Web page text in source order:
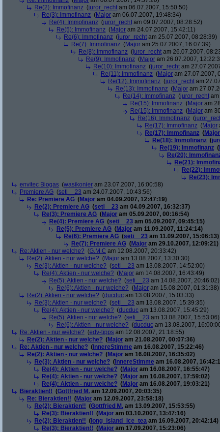
Re(2): Immofinanz (juror_recht am 06.07.2007, 15:50:50)
Re(3): Immofinanz (Major am 06.07.2007, 19:48:34)
Re(4): Immofinanz (juror_recht am 09.07.2007, 08:28:52)
Re(5): Immofinanz (Major am 24.07.2007, 15:42:11)
Re(6): Immofinanz (juror_recht am 25.07.2007, 08:28:39)
Re(7): Immofinanz (Major am 25.07.2007, 16:07:39)
Re(8): Immofinanz (juror_recht am 26.07.2007,
Re(9): Immofinanz (Major am 26.07.2007,
Re(10): Immofinanz (juror_recht am
Re(11): Immofinanz (Major am 27.07.2007,
Re(12): Immofinanz (juror_recht am
Re(13): Immofinanz (Major am
Re(14): Immofinanz (juror_recht
Re(15): Immofinanz (Major am
Re(15): Immofinanz (Major am
Re(16): Immofinanz (
Re(17): Immofinanz (Major
Re(17): Immofinanz (Major
Re(18): Immofinanz (
Re(19): Immofinanz (
Re(20):
Re(21):
Re(22):
Re(23):
envitec Biogas (wasikonier am 23.07.2007, 16:00:58)
Premiere AG (seti__23 am 24.07.2007, 10:43:56)
Re: Premiere AG (Major am 04.09.2007, 12:47:19)
Re(2): Premiere AG (seti__23 am 04.09.2007, 16:32:37)
Re(3): Premiere AG (Major am 05.09.2007, 00:16:54)
Re(4): Premiere AG (seti__23 am 05.09.2007, 09:45:15)
Re(5): Premiere AG (Major am 11.09.2007, 11:24:14)
Re(6): Premiere AG (seti__23 am 11.09.2007, 15:06:13)
Re(7): Premiere AG (Major am 29.10.2007, 12:09:21)
Re: Aktien - nur welche? (G.M.C am 12.08.2007, 20:33:42)
Re(2): Aktien - nur welche? (Major am 13.08.2007, 13:30:30)
Re(3): Aktien - nur welche? (seti__23 am 13.08.2007, 14:52:00)
Re(4): Aktien - nur welche? (Major am 14.08.2007, 16:43:49)
Re(5): Aktien - nur welche? (seti__23 am 14.08.2007, 20:46:02)
Re(6): Aktien - nur welche? (Major am 15.08.2007, 01:31:38)
Re(2): Aktien - nur welche? (ducduc am 13.08.2007, 15:03:33)
Re(3): Aktien - nur welche? (seti__23 am 13.08.2007, 15:39:35)
Re(4): Aktien - nur welche? (ducduc am 13.08.2007, 15:45:29)
Re(5): Aktien - nur welche? (seti__23 am 13.08.2007, 15:53:06)
Re(6): Aktien - nur welche? (ducduc am 13.08.2007,
Re: Aktien - nur welche? (edv-tipps am 12.08.2007, 21:18:55)
Re(2): Aktien - nur welche? (Major am 21.08.2007, 00:07:36)
Re: Aktien - nur welche? ( InnereStimme am 16.08.2007, 15:22:46)
Re(2): Aktien - nur welche? (Major am 16.08.2007, 16:35:02)
Re(3): Aktien - nur welche? ( InnereStimme am 16.08.2007,
Re(4): Aktien - nur welche? (Major am 16.08.2007, 16:55:47)
Re(4): Aktien - nur welche? (Major am 16.08.2007, 17:59:02)
Re(4): Aktien - nur welche? (Major am 16.08.2007, 19:03:21)
Bieraktien!! (Gottfried M. am 12.09.2007, 20:03:35)
Re: Bieraktien!! (Major am 12.09.2007, 23:58:18)
Re(2): Bieraktien!! (Gottfried M. am 13.09.2007, 15:53:55)
Re(3): Bieraktien!! (Major am 03.10.2007, 13:47:16)
Re(2): Bieraktien!! ( long_island_ice_tea am 16.09.2007, 20:42:14)
Re(3): Bieraktien!! (Major am 17.09.2007, 15:23:06)